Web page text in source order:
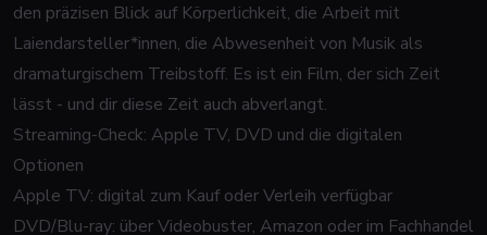
den präzisen Blick auf Körperlichkeit, die Arbeit mit
Laiendarsteller*innen, die Abwesenheit von Musik als
dramaturgischem Treibstoff. Es ist ein Film, der sich Zeit
lässt - und dir diese Zeit auch abverlangt.
Streaming-Check: Apple TV, DVD und die digitalen
Optionen
Apple TV: digital zum Kauf oder Verleih verfügbar
DVD/Blu-ray: über Videobuster, Amazon oder im Fachhandel